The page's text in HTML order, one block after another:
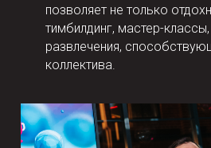
позволяет не только
тимбилдинг, мастер-
развлечения,
коллектива.